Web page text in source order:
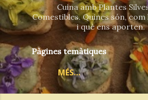
Cuina amb Plantes
Comestibles. Quines són, com
i què ens aporten.
Pàgines temàtiques
MÉS…